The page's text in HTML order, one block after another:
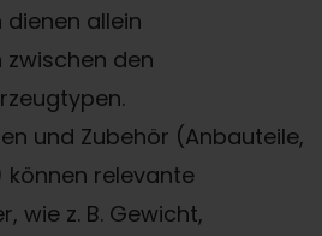
allein
zwischen den
und Zubehör (Anbauteile,
relevante
wie z. B. Gewicht,